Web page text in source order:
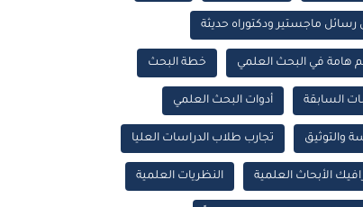
رسائل ماجستير ودكتوراه حديثة
هامة في البحث العلمي خطة البحث
السابقة أدوات البحث العلمي
والتوثيق تجارب طلاب الدراسات العليا
الأبحاث العلمية النظريات العلمية